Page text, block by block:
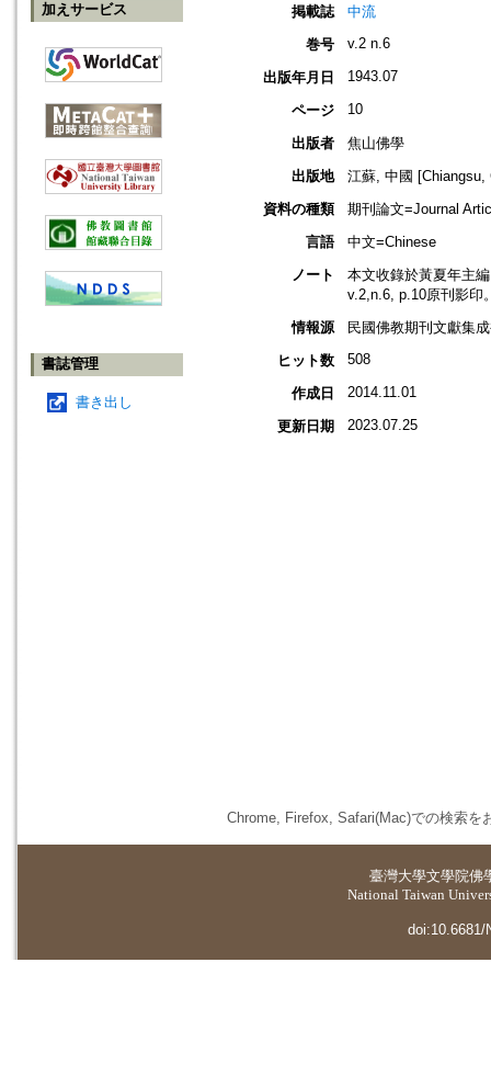
加えサービス
書誌管理
書き出し
掲載誌
中流
巻号
v.2 n.6
出版年月日 1943.07
ページ 10
出版者
焦山佛學
出版地
江蘇, 中國 [Chiangsu,
資料の種類
期刊論文=Journal
言語
中文=Chinese
ノート
本文收錄於黃夏年主
v.2,n.6, p.10原刊影印
情報源
民國佛教期刊文獻集
ヒット数
508
作成日 2014.11.01
更新日期 2023.07.25
Chrome, Firefox, Safari(Mac)での検索を
臺灣大學文學院佛
National Taiwan
doi:10.6681/